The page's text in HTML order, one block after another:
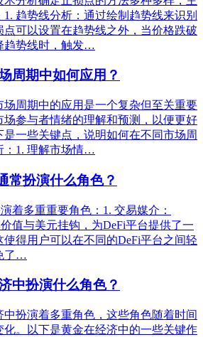
趋势线分析：通过绘制趋势线来识别
可以设置在趋势线之外，当价格跌破
趋势线时，触发…
周期中如何应用？
周期中的应用是一个复杂但至关重要
场参与者情绪的理解和预测，以便更好
一些关键点，说明如何在不同市场周
：1. 理解市场情…
常扮演什么角色？
着多重重要角色：1. 交易媒介：
值与美元挂钩，为DeFi平台提供了一
得用户可以在不同的DeFi平台之间轻
了…
中扮演什么角色？
扮演着多重角色，这些角色随着时间
。以下是黄金在经济中的一些关键作